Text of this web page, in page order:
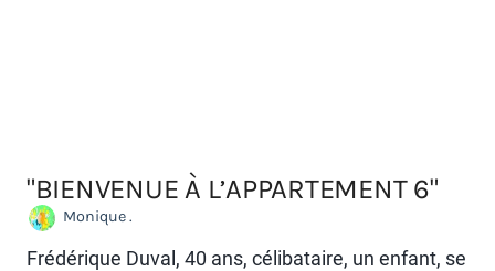
"BIENVENUE À L’APPARTEMENT 6"
Monique .
Frédérique Duval, 40 ans, célibataire, un enfant, se